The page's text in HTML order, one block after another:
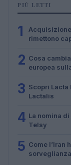
PIÙ LETTI
1
rimettono
2 Cosa
europea
3 Scopri
Lactalis
4 La nomina
Telsy
5 Come l’Iran